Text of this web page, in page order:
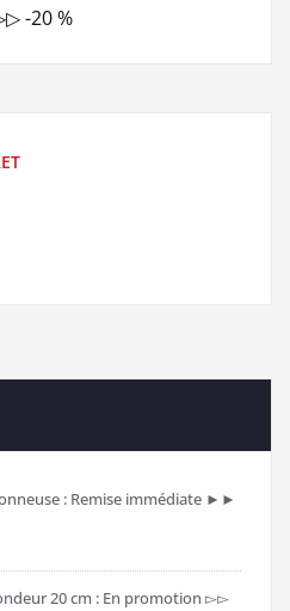
-20 %
: Remise immédiate ►►
20 cm : En promotion ▻▻